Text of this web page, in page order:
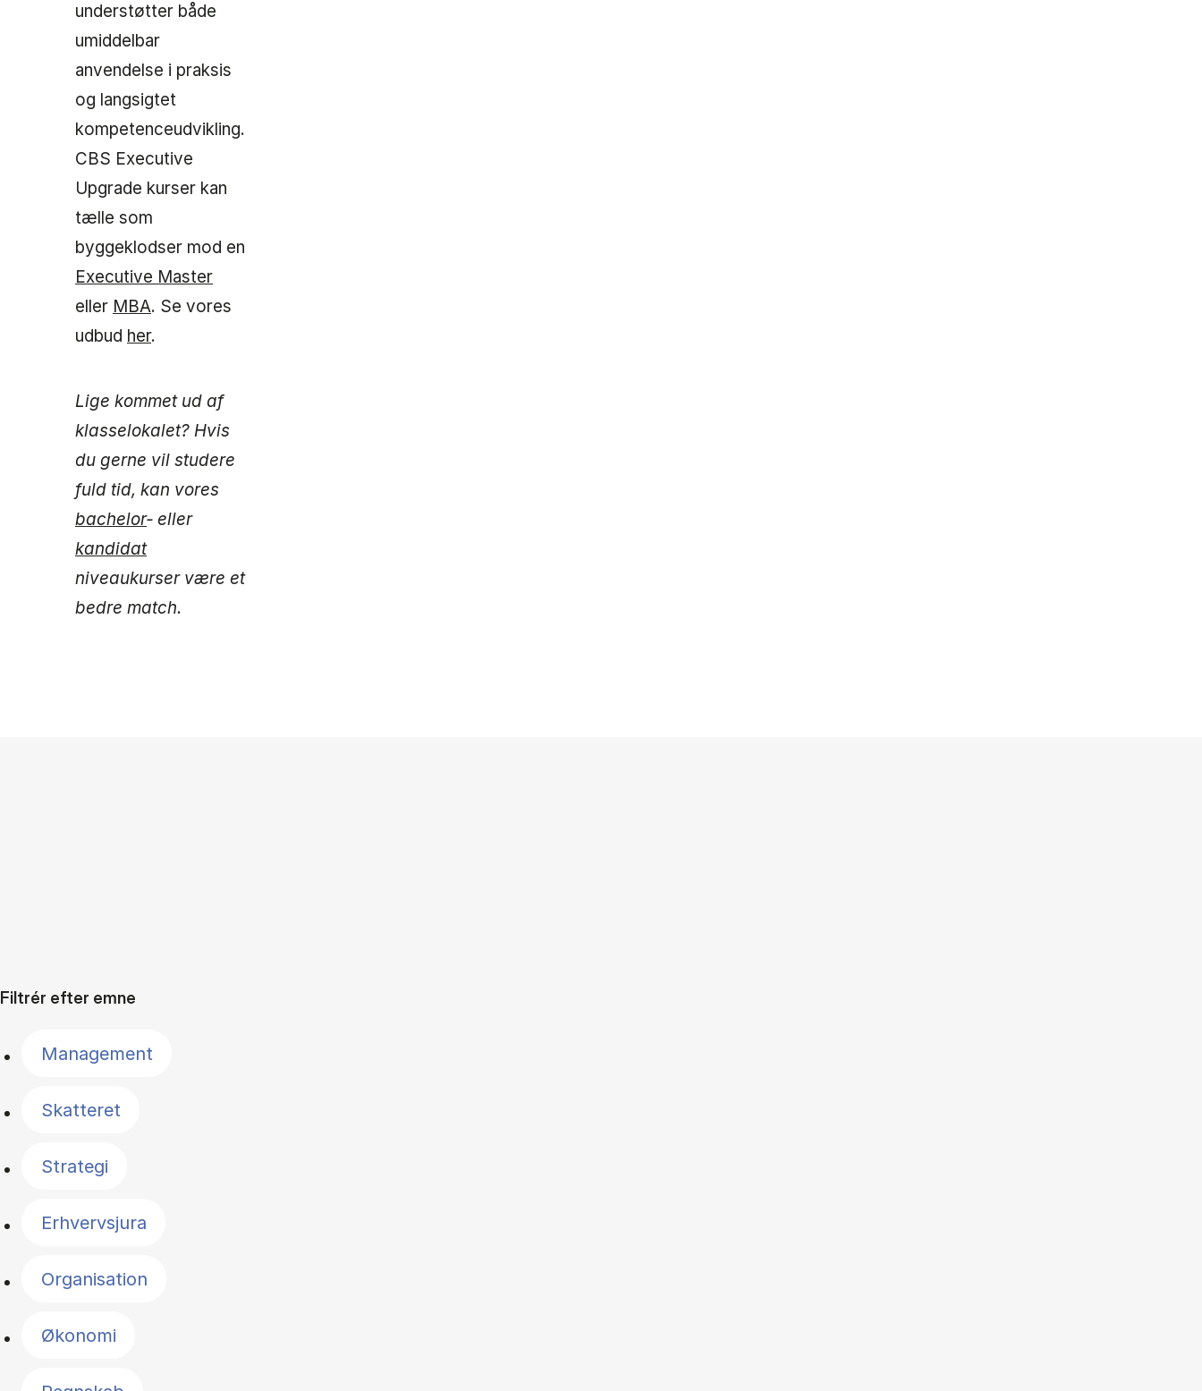
understøtter både
umiddelbar
anvendelse i praksis
og langsigtet
kompetenceudvikling.
CBS Executive
Upgrade kurser kan
tælle som
byggeklodser mod en
Executive Master
eller MBA. Se vores
udbud her.
Lige kommet ud af
klasselokalet? Hvis
du gerne vil studere
fuld tid, kan vores
bachelor‑ eller
kandidat
niveaukurser være et
bedre match.
Filtrér efter emne
Management
Skatteret
Strategi
Erhvervsjura
Organisation
Økonomi